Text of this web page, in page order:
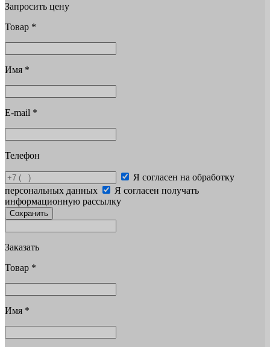
Запросить цену
Товар *
Имя *
E-mail *
Телефон
Я согласен на обработку
персональных данных
Я согласен получать
информационную рассылку
Сохранить
Заказать
Товар *
Имя *